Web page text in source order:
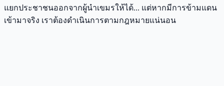
แยกประชาชนออกจากผู้นำเขมรให้ได้... แต่หากมีการข้ามแดน
เข้ามาจริง เราต้องดำเนินการตามกฎหมายแน่นอน